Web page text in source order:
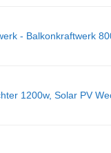
- Balkonkraftwerk
1200w, Solar PV